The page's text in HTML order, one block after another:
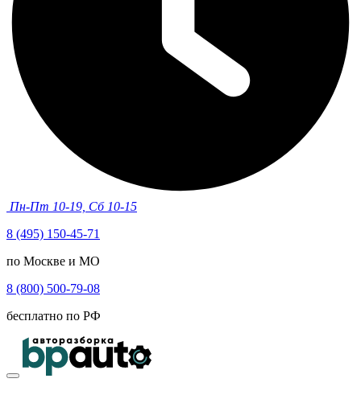
Пн-Пт 10-19, Сб 10-15
8 (495) 150-45-71
по Москве и МО
8 (800) 500-79-08
бесплатно по РФ